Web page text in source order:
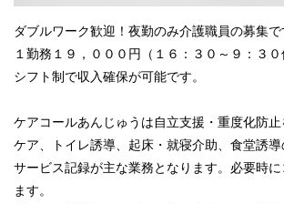
ダブルワーク歓迎！夜勤のみ介護職員の募集で
１勤務１９，０００円（１６：３０～９：３０
シフト制で収入確保が可能です。
ケアコールあんじゅうは自立支援・重度化防
ケア、トイレ誘導、起床・就寝介助、食堂誘導
サービス記録が主な業務となります。必要時
ます。